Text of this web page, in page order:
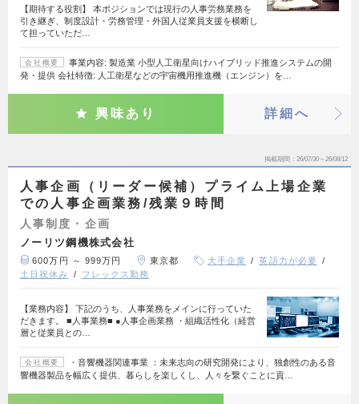
【期待する役割】 本ポジションでは現行の人事労務業務を
引き継ぎ、制度設計・労務管理・外国人従業員支援を横断し
て担っていただ…
会社概要
事業内容: 製造業 小型人工衛星向けハイブリッド推進システムの開
発・提供 会社特徴: 人工衛星などの宇宙機用推進機（エンジン）を…
興味あり 詳細へ
掲載期間 26/07/30～26/08/12
人事企画（リーダー候補）プライム上場企業
での人事企画業務/残業９時間
人事制度・企画
ノーリツ鋼機株式会社
600万円 ～ 999万円 東京都 大手企業
英語力が必要
土日祝休み
フレックス勤務
【業務内容】 下記のうち、人事業務をメインに行っていた
だきます。 ■人事業務■ ●人事企画業務 ・組織活性化（経営
層と従業員との…
会社概要
・音響機器関連事業 ：未来志向の研究開発により、独創性のある音
響機器製品を幅広く提供、暮らしを楽しくし、人々を繋ぐことに貢…